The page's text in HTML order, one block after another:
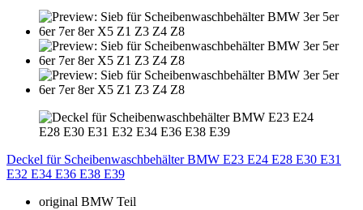
Deckel für Scheibenwaschbehälter BMW E23 E24 E28 E30 E31
E32 E34 E36 E38 E39
original BMW Teil